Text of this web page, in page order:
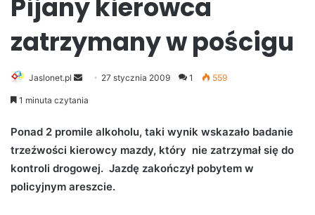
Pijany kierowca
zatrzymany w pościgu
Jaslonet.pl
e
d
a
27 stycznia 2009 1 559
1 minuta czytania
Ponad 2 promile alkoholu, taki wynik wskazało badanie
trzeźwości kierowcy mazdy, który nie zatrzymał się do
kontroli drogowej. Jazdę zakończył pobytem w
policyjnym areszcie.